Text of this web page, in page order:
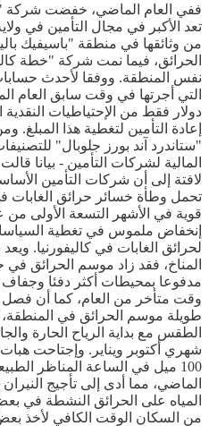
ففي العام الماضي، خفضت شركة
من وثائقها في منطقة "باسيفيك
نفس المنطقة. ووفقا لأحدث
إعادة التأمين لتغطية هذا
"ستاندرد آند بورز جلوبال"
المالية لشركات التأمين - بيانا
لافتة إلى أن شركات التأمين
تحمل وطأة خسائر حرائق الغابات
إنخفاض ملموس في تغطية
لحرائق الغابات في كاليفورنيا.
المناخ، فقد زاد موسم الحرائق في
مدفوعا بمحيطات أكثر دفئا
وقت متأخر من العام، كما أن فصل
طويلة موسم الحرائق في
الطقس مع بداية الرياح الحارة
شهري أكتوبر ويناير. وإجتاحت
100 ميل في الساعة المناظر
الماضي، مما أدى إلى تأجيج
المياه على الحرائق النشطة في
من السكان الوقت الكافي لأخذ